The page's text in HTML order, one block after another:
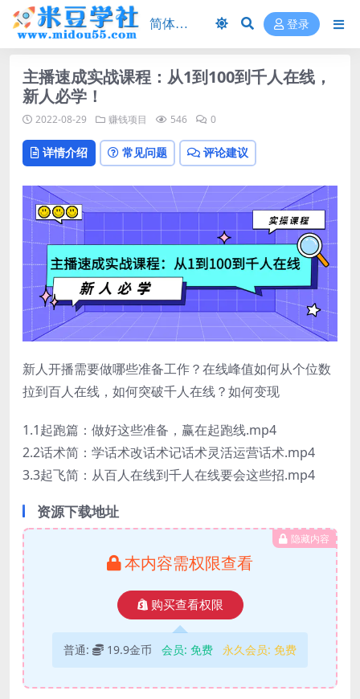
登录
主播速成实战课程：从1到100到千人在线，
新人必学！
2022-08-29 赚钱项目 546 0
详情介绍 常见问题 评论建议
新人开播需要做哪些准备工作？在线峰值如何从个位数
拉到百人在线，如何突破千人在线？如何变现
1.1起跑篇：做好这些准备，赢在起跑线.mp4
2.2话术简：学话术改话术记话术灵活运营话术.mp4
3.3起飞简：从百人在线到千人在线要会这些招.mp4
资源下载地址
隐藏内容
本内容需权限查看
购买查看权限
普通: 19.9金币 会员: 免费 永久会员: 免费